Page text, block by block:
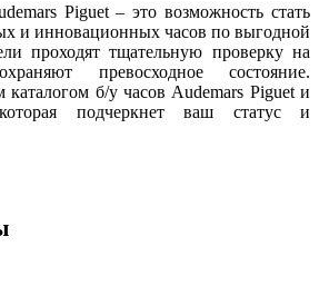
Piguet – это возможность стать
и инновационных часов по выгодной
проходят тщательную проверку на
превосходное состояние.
б/у часов Audemars Piguet и
подчеркнет ваш статус и